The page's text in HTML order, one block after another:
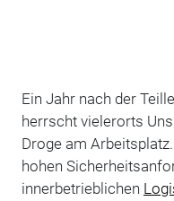
Ein Jahr nach der
herrscht vielerorts
Droge am
hohen
innerbetrieblichen